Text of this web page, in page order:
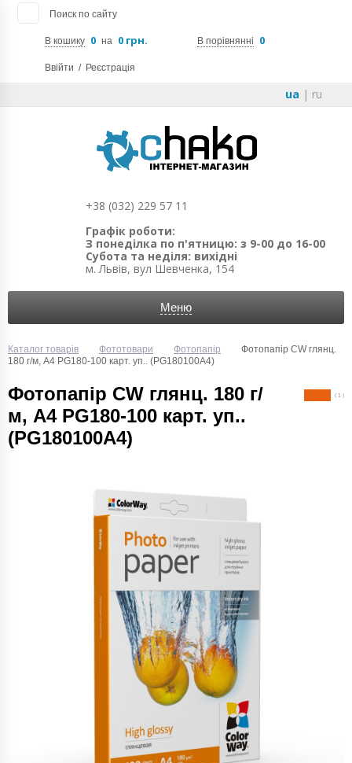
Поиск по сайту
В кошику 0 на 0 грн. В порівнянні 0
Ввійти / Реєстрація
ua | ru
+38 (032) 229 57 11
Графік роботи:
З понеділка по п'ятницю: з 9-00 до 16-00
Субота та неділя: вихідні
м. Львів, вул Шевченка, 154
Меню
Каталог товарів Фототовари Фотопапір
Фотопапір CW глянц.
180 г/м, A4 PG180-100 карт. уп.. (PG180100A4)
Фотопапір CW глянц. 180 г/
м, A4 PG180-100 карт. уп..
(PG180100A4)
( 1 )